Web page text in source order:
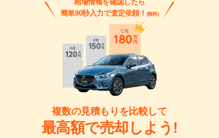
相場情報を確認したら
簡単90秒入力で査定依頼！ (無料)
複数の見積もりを比較して
最高額で売却しよう!